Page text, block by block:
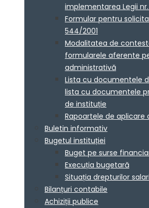
implementarea Legii
Formular pentru
544/2001
Modalitatea de
formularele aferente
administrativă
Lista cu documentele
lista cu documentele
de instituție
Rapoartele de aplicare
Buletin informativ
Bugetul instituției
Buget pe surse
Execuția bugetară
Situația drepturilor
Bilanțuri contabile
Achiziții publice